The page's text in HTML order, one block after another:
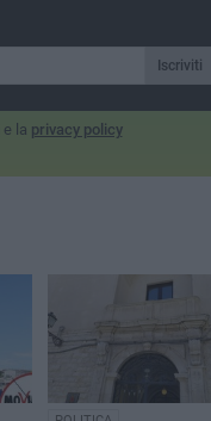
Iscriviti
e la privacy policy